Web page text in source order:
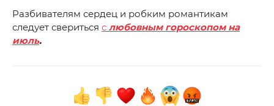
Разбивателям сердец и робким романтикам
следует свериться с любовным гороскопом на
июль.